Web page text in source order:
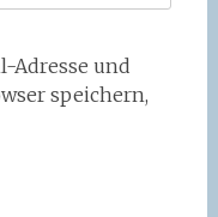
Adresse und
speichern,